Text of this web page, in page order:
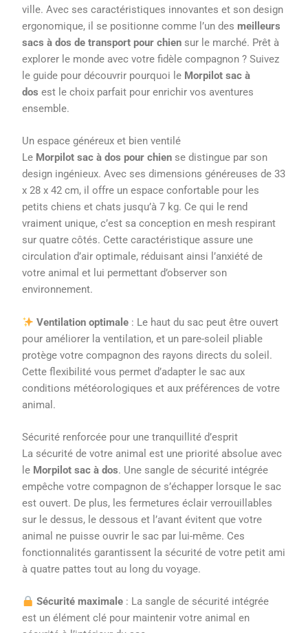
ville. Avec ses caractéristiques innovantes et son design
ergonomique, il se positionne comme l’un desmeilleurs
sacs à dos de transport pour chien sur le marché. Prêt à
explorer le monde avec votre fidèle compagnon ? Suivez
le guide pour découvrir pourquoi le Morpilot sac à
dos est le choix parfait pour enrichir vos aventures
ensemble.
Un espace généreux et bien ventilé
Le Morpilot sac à dos pour chien se distingue par son
design ingénieux. Avec ses dimensions généreuses de 33
x 28 x 42 cm, il offre un espace confortable pour les
petits chiens et chats jusqu’à 7 kg. Ce qui le rend
vraiment unique, c’est sa conception en mesh respirant
sur quatre côtés. Cette caractéristique assure une
circulation d’air optimale, réduisant ainsi l’anxiété de
votre animal et lui permettant d’observer son
environnement.
Ventilation optimale : Le haut du sac peut être ouvert
pour améliorer la ventilation, et un pare-soleil pliable
protège votre compagnon des rayons directs du soleil.
Cette flexibilité vous permet d’adapter le sac aux
conditions météorologiques et aux préférences de votre
animal.
Sécurité renforcée pour une tranquillité d’esprit
La sécurité de votre animal est une priorité absolue avec
le Morpilot sac à dos. Une sangle de sécurité intégrée
empêche votre compagnon de s’échapper lorsque le sac
est ouvert. De plus, les fermetures éclair verrouillables
sur le dessus, le dessous et l’avant évitent que votre
animal ne puisse ouvrir le sac par lui-même. Ces
fonctionnalités garantissent la sécurité de votre petit ami
à quatre pattes tout au long du voyage.
Sécurité maximale : La sangle de sécurité intégrée
est un élément clé pour maintenir votre animal en